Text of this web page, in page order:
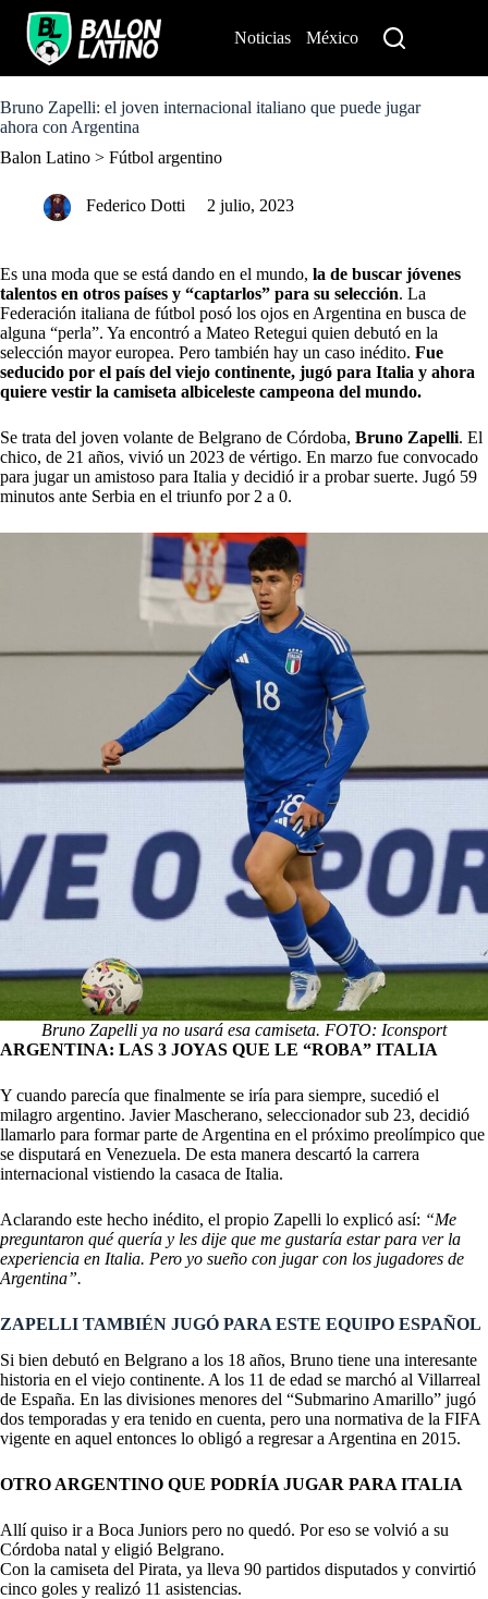
o
c
n
Noticias México
Bruno Zapelli: el joven internacional italiano que puede jugar
ahora con Argentina
Balon Latino > Fútbol argentino
Federico Dotti 2 julio, 2023
Es una moda que se está dando en el mundo, la de buscar jóvenes
talentos en otros países y “captarlos” para su selección. La
Federación italiana de fútbol posó los ojos en Argentina en busca de
alguna “perla”. Ya encontró a Mateo Retegui quien debutó en la
selección mayor europea. Pero también hay un caso inédito. Fue
seducido por el país del viejo continente, jugó para Italia y ahora
quiere vestir la camiseta albiceleste campeona del mundo.
Se trata del joven volante de Belgrano de Córdoba, Bruno Zapelli. El
chico, de 21 años, vivió un 2023 de vértigo. En marzo fue convocado
para jugar un amistoso para Italia y decidió ir a probar suerte. Jugó 59
minutos ante Serbia en el triunfo por 2 a 0.
Bruno Zapelli ya no usará esa camiseta. FOTO: Iconsport
ARGENTINA: LAS 3 JOYAS QUE LE “ROBA” ITALIA
Y cuando parecía que finalmente se iría para siempre, sucedió el
milagro argentino. Javier Mascherano, seleccionador sub 23, decidió
llamarlo para formar parte de Argentina en el próximo preolímpico que
se disputará en Venezuela. De esta manera descartó la carrera
internacional vistiendo la casaca de Italia.
Aclarando este hecho inédito, el propio Zapelli lo explicó así: “Me
preguntaron qué quería y les dije que me gustaría estar para ver la
experiencia en Italia. Pero yo sueño con jugar con los jugadores de
Argentina”.
ZAPELLI TAMBIÉN JUGÓ PARA ESTE EQUIPO ESPAÑOL
Si bien debutó en Belgrano a los 18 años, Bruno tiene una interesante
historia en el viejo continente. A los 11 de edad se marchó al Villarreal
de España. En las divisiones menores del “Submarino Amarillo” jugó
dos temporadas y era tenido en cuenta, pero una normativa de la FIFA
vigente en aquel entonces lo obligó a regresar a Argentina en 2015.
OTRO ARGENTINO QUE PODRÍA JUGAR PARA ITALIA
Allí quiso ir a Boca Juniors pero no quedó. Por eso se volvió a su
Córdoba natal y eligió Belgrano.
Con la camiseta del Pirata, ya lleva 90 partidos disputados y convirtió
cinco goles y realizó 11 asistencias.